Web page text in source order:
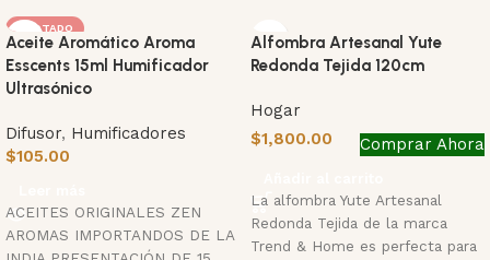
AGOTADO
Aceite Aromático Aroma
Esscents 15ml Humificador
Ultrasónico
Difusor, Humificadores
$105.00
ACEITES ORIGINALES ZEN
AROMAS IMPORTANDOS DE LA
Alfombra Artesanal Yute
Redonda Tejida 120cm
Hogar
$1,800.00 Comprar Ahora
La alfombra Yute Artesanal
Redonda Tejida de la marca
Trend & Home es perfecta para